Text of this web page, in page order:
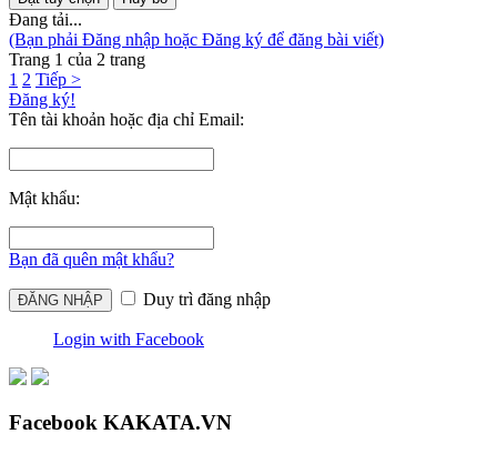
Đang tải...
(Bạn phải Đăng nhập hoặc Đăng ký để đăng bài viết)
Trang 1 của 2 trang
1 2 Tiếp >
Đăng ký!
Tên tài khoản hoặc địa chỉ Email:
Mật khẩu:
Bạn đã quên mật khẩu?
Duy trì đăng nhập
Login with Facebook
Facebook KAKATA.VN